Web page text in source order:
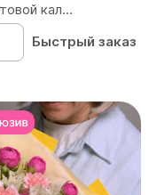
кал...
Быстрый заказ